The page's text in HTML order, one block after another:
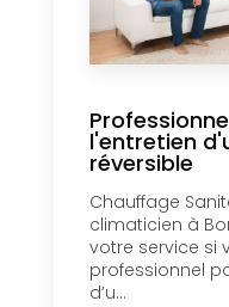
l'entretien
réversible
Chauffage
climaticien à
votre service si
professionnel
d’u...